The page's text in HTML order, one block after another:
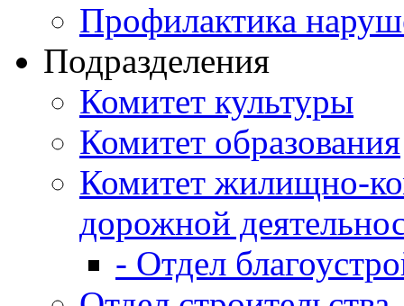
Профилактика
Подразделения
Комитет культуры
Комитет образования
Комитет жилищно-
дорожной
- Отдел